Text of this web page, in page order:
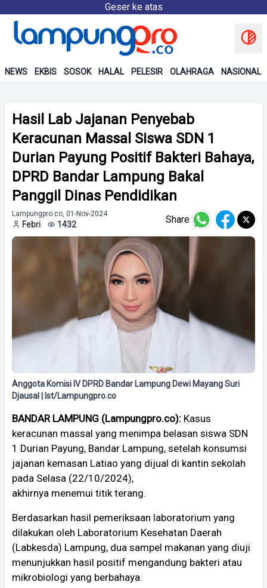
Geser ke atas
NEWS EKBIS SOSOK HALAL PELESIR OLAHRAGA NASIONAL
Hasil Lab Jajanan Penyebab
Keracunan Massal Siswa SDN 1
Durian Payung Positif Bakteri Bahaya,
DPRD Bandar Lampung Bakal
Panggil Dinas Pendidikan
Lampungpro.co, 01-Nov-2024
Febri 1432 Share
Anggota Komisi IV DPRD Bandar Lampung Dewi Mayang Suri
Djausal | Ist/Lampungpro.co
BANDAR LAMPUNG (Lampungpro.co): Kasus
keracunan massal yang menimpa belasan siswa SDN
1 Durian Payung, Bandar Lampung, setelah konsumsi
jajanan kemasan Latiao yang dijual di kantin sekolah
pada Selasa (22/10/2024),
akhirnya menemui titik terang.
Berdasarkan hasil pemeriksaan laboratorium yang
dilakukan oleh Laboratorium Kesehatan Daerah
(Labkesda) Lampung, dua sampel makanan yang diuji
menunjukkan hasil positif mengandung bakteri atau
mikrobiologi yang berbahaya.